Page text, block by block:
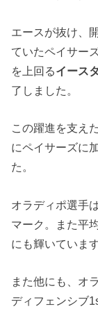
エースが抜け、
ていたペイサー
を上回るイース
了しました。
この躍進を支え
にペイサーズに
た。
オラディポ選手
マーク。また平
にも輝いています
また他にも、オ
ディフェンシブ